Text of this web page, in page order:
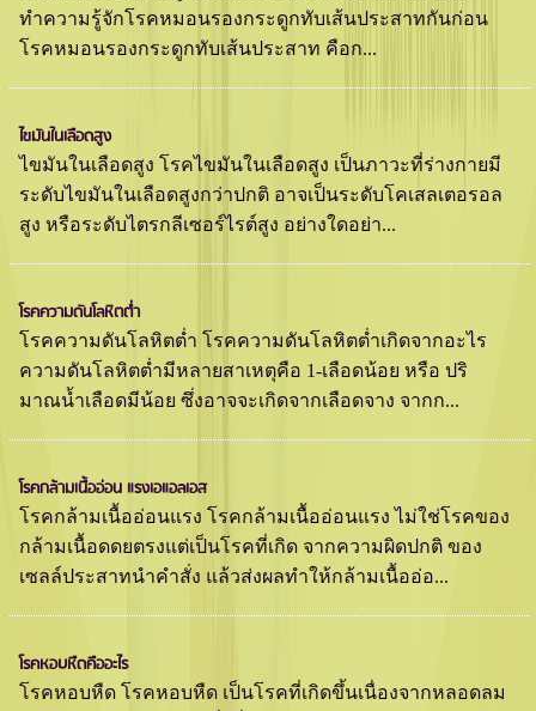
ทำความรู้จักโรคหมอนรองกระดูกทับเส้นประสาทกันก่อน
โรคหมอนรองกระดูกทับเส้นประสาท คือก...
ไขมันในเลือดสูง
ไขมันในเลือดสูง โรคไขมันในเลือดสูง เป็นภาวะที่ร่างกายมี
ระดับไขมันในเลือดสูงกว่าปกติ อาจเป็นระดับโคเสลเตอรอล
สูง หรือระดับไตรกลีเซอร์ไรต์สูง อย่างใดอย่า...
โรคความดันโลหิตตํ่า
โรคความดันโลหิตตํ่า โรคความดันโลหิตตํ่าเกิดจากอะไร
ความดันโลหิตตํ่ามีหลายสาเหตุคือ 1-เลือดน้อย หรือ ปริ
มาณนํ้าเลือดมีน้อย ซึ่งอาจจะเกิดจากเลือดจาง จากก...
โรคกล้ามเนื้ออ่อน แรงเอแอลเอส
โรคกล้ามเนื้ออ่อนแรง โรคกล้ามเนื้ออ่อนแรง ไม่ใช่โรคของ
กล้ามเนื้อดดยตรงแต่เป็นโรคที่เกิด จากความผิดปกติ ของ
เซลล์ประสาทนำคำสั่ง แล้วส่งผลทำให้กล้ามเนื้ออ่อ...
โรคหอบหืดคืออะไร
โรคหอบหืด โรคหอบหืด เป็นโรคที่เกิดขึ้นเนื่องจากหลอดลม